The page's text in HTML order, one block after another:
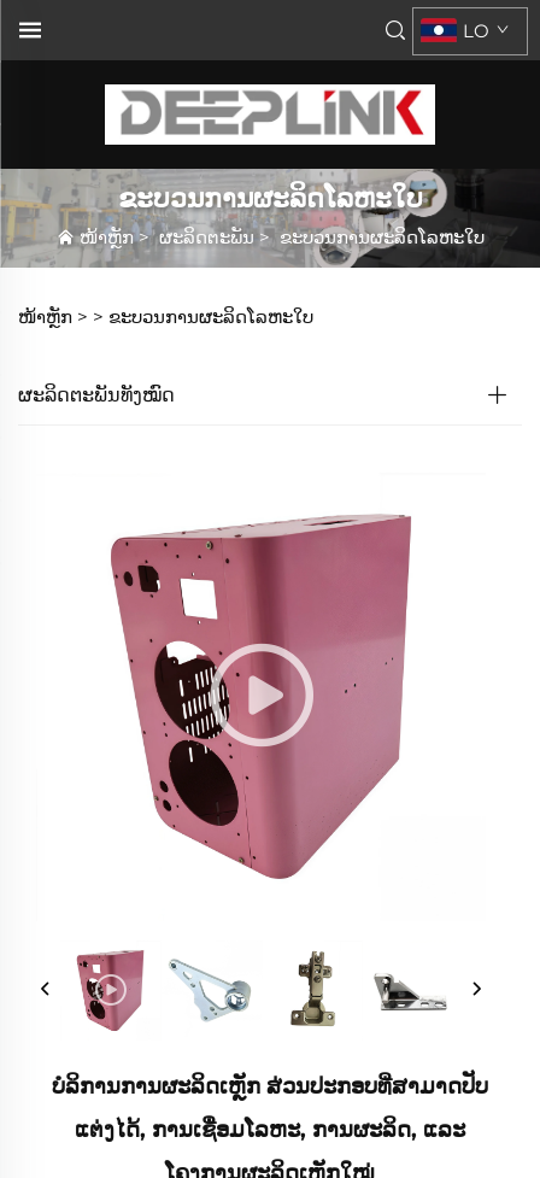
LO
ຂະບວນການຜະລິດໂລຫະໃບ
ໜ້າຫຼັກ>ຜະລິດຕະພັນ > ຂະບວນການຜະລິດໂລຫະໃບ
ໜ້າຫຼັກ > > ຂະບວນການຜະລິດໂລຫະໃບ
ຜະລິດຕະພັນທັງໝົດ
ບໍລິການການຜະລິດເຫຼັກ ສ່ວນປະກອບທີ່ສາມາດປັບ
ແຕ່ງໄດ້, ການເຊື່ອມໂລຫະ, ການຜະລິດ, ແລະ